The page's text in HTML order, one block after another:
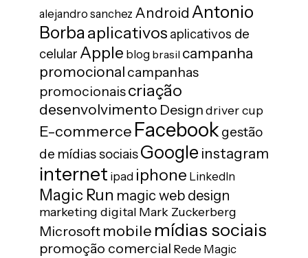
alejandro sanchez Android Antonio
Borba aplicativos aplicativos de
celular Apple blog brasil campanha
promocional campanhas
promocionaiscriação
desenvolvimento Designdriver cup
E-commerce Facebookgestão
de mídias sociaisGoogle instagram
internet ipad iphone LinkedIn
Magic Run magic web design
marketing digital Mark Zuckerberg
Microsoft mobile mídias sociais
promoção comercial Rede Magic